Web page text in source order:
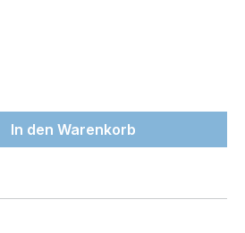
gewünschten Wert
In den Warenkorb